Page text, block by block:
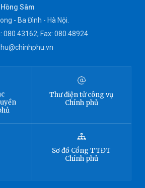
Sâm
- Ba Đình - Hà Nội.
080 43162; Fax: 080.48924
Thư điện tử công vụ
Chính phủ
Sơ đồ Cổng TTĐT
Chính phủ